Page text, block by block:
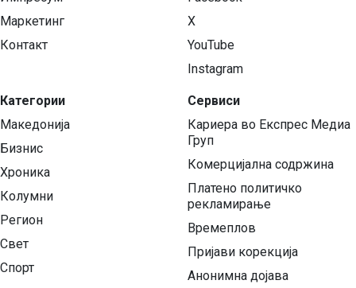
Маркетинг
Контакт
Категории
Македонија
Бизнис
Хроника
Колумни
Регион
Свет
Спорт
X
YouTube
Instagram
Сервиси
Кариера во Експрес Медиа
Груп
Комерцијална содржина
Платено политичко
рекламирање
Времеплов
Пријави корекција
Анонимна дојава